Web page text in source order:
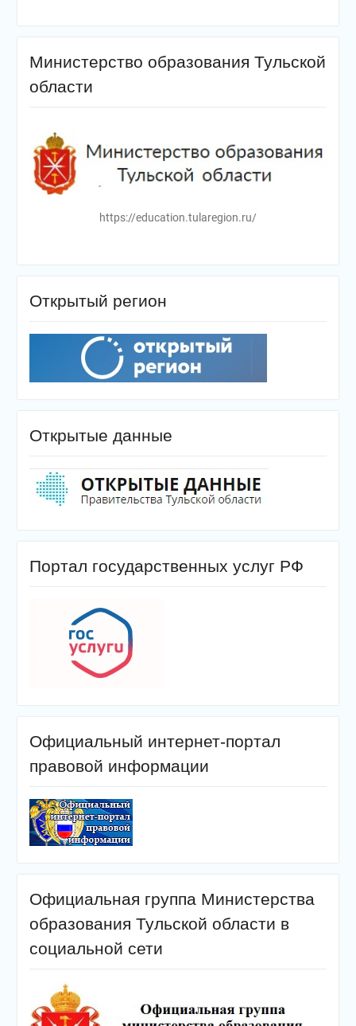
Министерство образования Тульской
области
https://education.tularegion.ru/
Открытый регион
Открытые данные
Портал государственных услуг РФ
Официальный интернет-портал
правовой информации
Официальная группа Министерства
образования Тульской области в
социальной сети